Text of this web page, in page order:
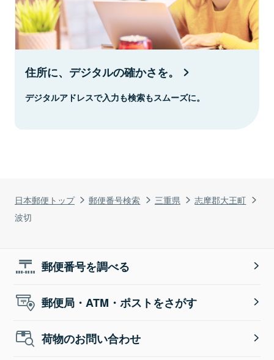
日本郵便トップ 郵便番号検索 三重県
志摩郡大王町
波切
住所に、デジタルの確かさを。
デジタルアドレスで入力も検索もスムーズに。
郵便番号を調べる
郵便局・ATM・ポストをさがす
荷物のお問い合わせ